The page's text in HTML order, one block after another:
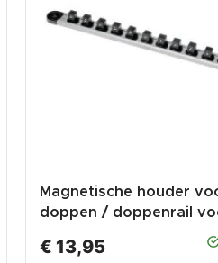
Magnetische houder
doppen / doppenrail
doppen /
€ 13,95